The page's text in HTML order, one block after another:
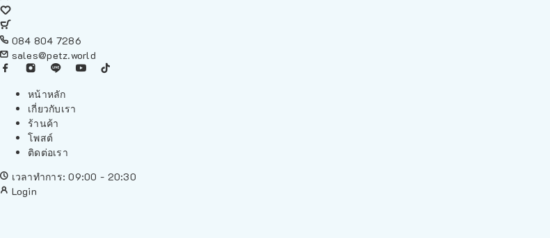
084 804 7286
sales@petz.world
หน้าหลัก
เกี่ยวกับเรา
ร้านค้า
โพสต์
ติดต่อเรา
เวลาทำการ: 09:00 - 20:30
Login